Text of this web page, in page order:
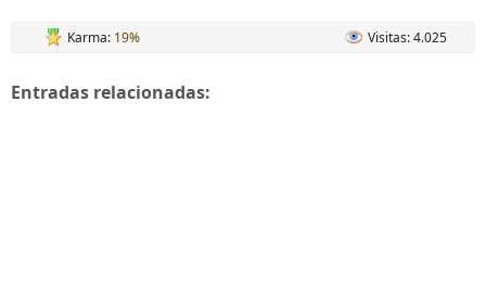
Karma: 19% Visitas: 4.025
Entradas relacionadas: